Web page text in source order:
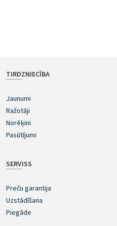
TIRDZNIECĪBA
Jaunumi
Ražotāji
Norēķini
Pasūtījumi
SERVISS
Preču garantija
Uzstādīšana
Piegāde